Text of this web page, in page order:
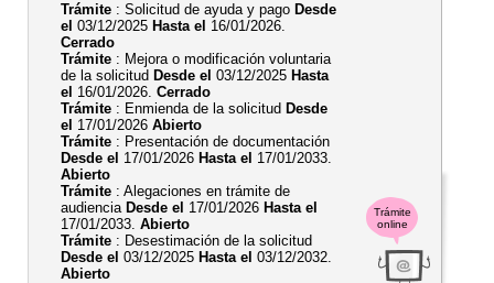
Trámite
online
Trámite : Solicitud de ayuda y pago Desde
el 03/12/2025 Hasta el 16/01/2026.
Cerrado
Trámite : Mejora o modificación voluntaria
de la solicitud Desde el 03/12/2025 Hasta
el 16/01/2026. Cerrado
Trámite : Enmienda de la solicitud Desde
el 17/01/2026 Abierto
Trámite : Presentación de documentación
Desde el 17/01/2026 Hasta el 17/01/2033.
Abierto
Trámite : Alegaciones en trámite de
audiencia Desde el 17/01/2026 Hasta el
17/01/2033. Abierto
Trámite : Desestimación de la solicitud
Desde el 03/12/2025 Hasta el 03/12/2032.
Abierto